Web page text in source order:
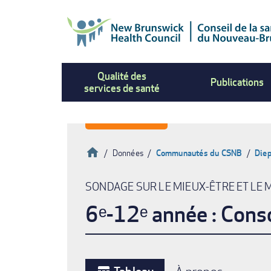
Qualité des
services de santé
Publications
Fil
d'Ariane
Accueil
Données Communautés du CSNB
SONDAGE SUR LE MIEUX-ÊTRE ET LE
6ᵉ-12ᵉ année :